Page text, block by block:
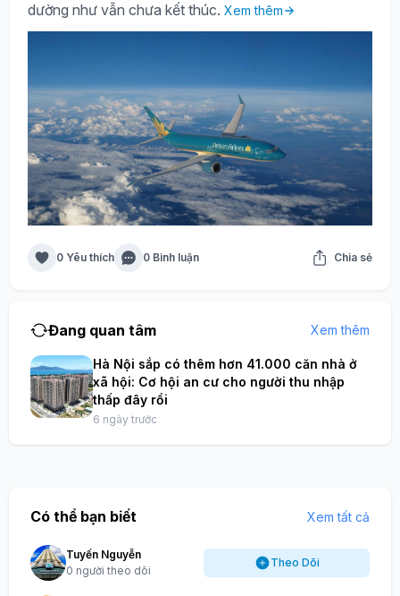
dường như vẫn chưa kết thúc. Xem thêm
0 Yêu thích 0 Bình luận Chia sẻ
Đang quan tâm Xem thêm
Hà Nội sắp có thêm hơn 41.000 căn nhà ở
xã hội: Cơ hội an cư cho người thu nhập
thấp đây rồi
6 ngày trước
Có thể bạn biết Xem tất cả
Tuyến Nguyễn
0 người theo dõi
Theo Dõi